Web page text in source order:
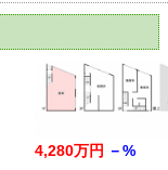
4,280万円 －%